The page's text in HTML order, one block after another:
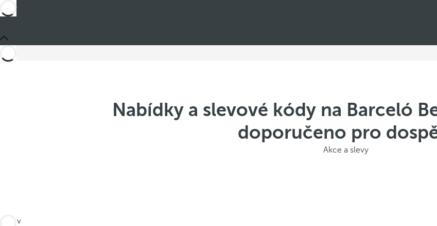
Nabídky a slevové kódy na Barceló
doporučeno pro
Akce a slevy
Jste v